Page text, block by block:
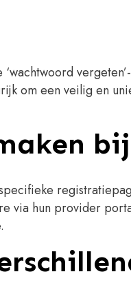
om een veilig en
via hun provider